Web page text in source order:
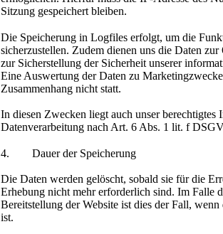
Sitzung gespeichert bleiben.
Die Speicherung in Logfiles erfolgt, um die
sicherzustellen. Zudem dienen uns die Daten
zur Sicherstellung der Sicherheit unserer
Eine Auswertung der Daten zu
Zusammenhang nicht statt.
In diesen Zwecken liegt auch unser berechtigtes
Datenverarbeitung nach Art. 6 Abs. 1 lit. f
4. Dauer der Speicherung
Die Daten werden gelöscht, sobald sie für die
Erhebung nicht mehr erforderlich sind. Im Falle
Bereitstellung der Website ist dies der Fall,
ist.